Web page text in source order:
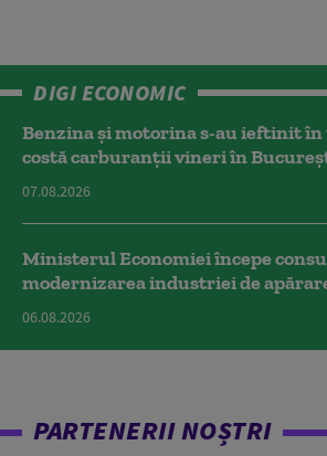
DIGI ECONOMIC
Benzina și motorina s-au ieftinit
costă carburanții vineri în
07.08.2026
Ministerul Economiei începe
modernizarea industriei de
06.08.2026
PARTENERII NOȘTRI